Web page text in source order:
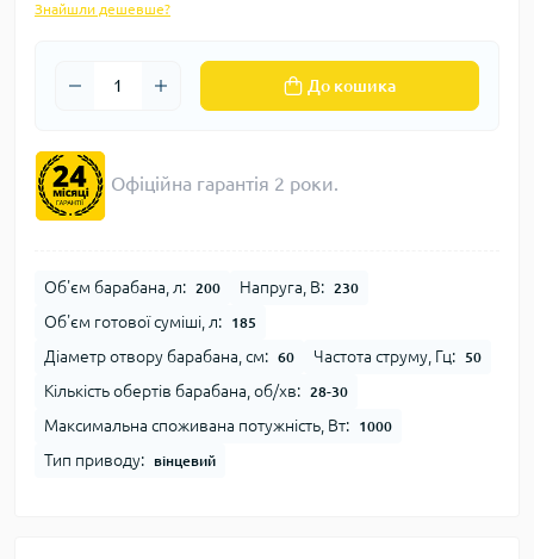
Знайшли дешевше?
До кошика
Офіційна гарантія 2 роки.
Об'єм барабана, л: 200 Напруга, В: 230
Об'єм готової суміші, л: 185
Діаметр отвору барабана, см: 60 Частота струму, Гц: 50
Кількість обертів барабана, об/хв: 28-30
Максимальна споживана потужність, Вт: 1000
Тип приводу: вінцевий